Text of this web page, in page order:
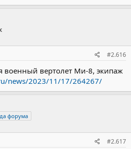
#2.616
военный вертолет Ми-8, экипаж
news/2023/11/17/264267/
форума
#2.617